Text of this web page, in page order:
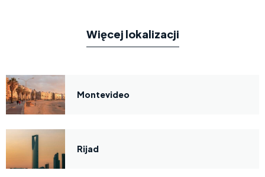
Więcej lokalizacji
Montevideo
Rijad